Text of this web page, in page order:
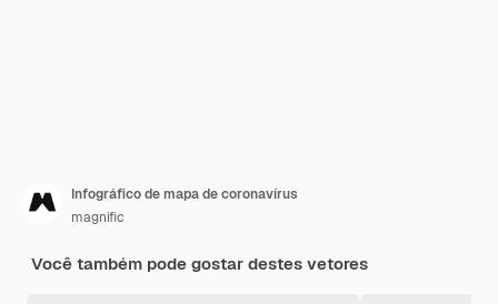
Infográfico de mapa de coronavírus
magnific
Você também pode gostar destes vetores